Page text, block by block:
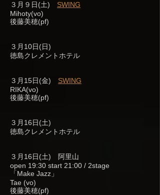
３月９日(土) SWING
Mihoty(vo)
後藤美穂(pf)
３月10日(日)
徳島クレメントホテル
３月15日(金) SWING
RIKA(vo)
後藤美穂(pf)
３月16日(土)
徳島クレメントホテル
３月16日(土) 阿里山
open 19:30 start 21:00 / 2stage
「Make Jazz」
Tae (vo)
後藤美穂(pf)